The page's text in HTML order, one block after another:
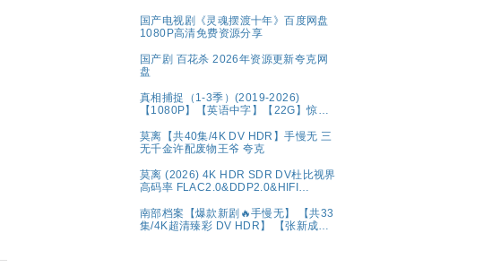
国产电视剧《灵魂摆渡十年》百度网盘
1080P高清免费资源分享
国产剧 百花杀 2026年资源更新夸克网
盘
真相捕捉（1-3季）(2019-2026)
【1080P】【英语中字】【22G】惊悚
莫离‎【共40集/4K DV HDR】手慢无 三
无千金许配废物王爷 夸克
莫离‎ (2026) 4K HDR SDR DV杜比视界
高码率 FLAC2.0&DDP2.0&HIFI
6GB】
南部档案【爆款新剧🔥手慢无】 【共33
集/4K超清臻彩 DV HDR】 【张新成、